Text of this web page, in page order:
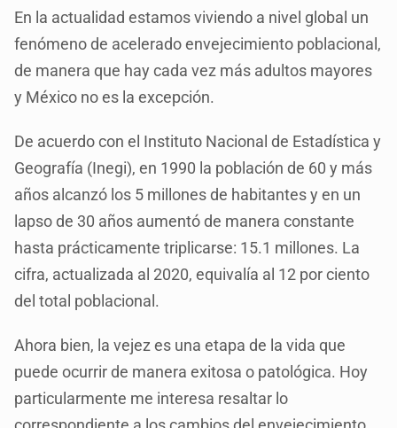
En la actualidad estamos viviendo a nivel global un
fenómeno de acelerado envejecimiento poblacional,
de manera que hay cada vez más adultos mayores
y México no es la excepción.
De acuerdo con el Instituto Nacional de Estadística y
Geografía (Inegi), en 1990 la población de 60 y más
años alcanzó los 5 millones de habitantes y en un
lapso de 30 años aumentó de manera constante
hasta prácticamente triplicarse: 15.1 millones. La
cifra, actualizada al 2020, equivalía al 12 por ciento
del total poblacional.
Ahora bien, la vejez es una etapa de la vida que
puede ocurrir de manera exitosa o patológica. Hoy
particularmente me interesa resaltar lo